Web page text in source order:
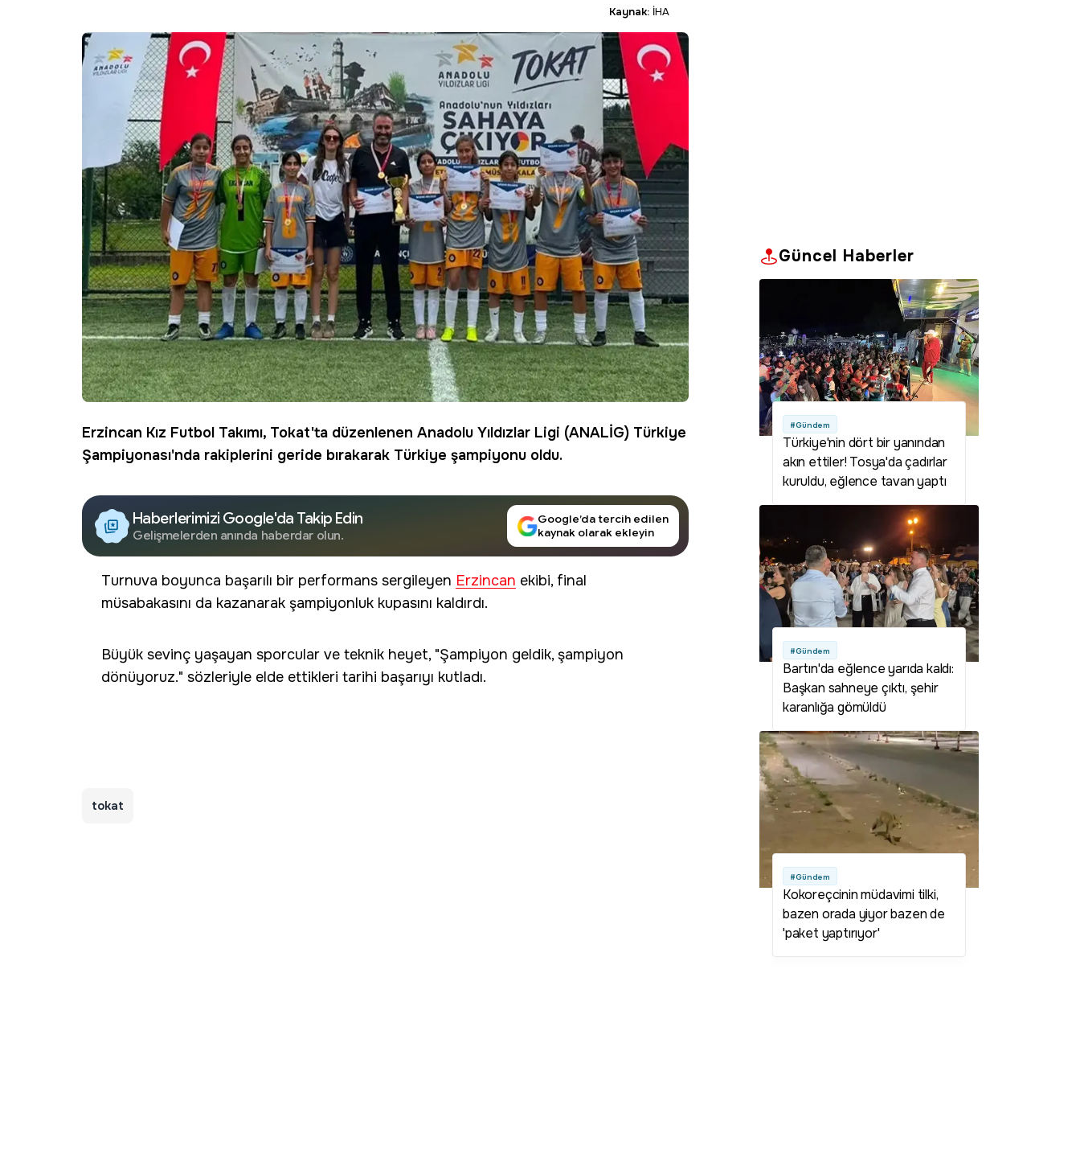
Kaynak: İHA
Erzincan Kız Futbol Takımı, Tokat'ta düzenlenen Anadolu Yıldızlar Ligi (ANALİG) Türkiye
Şampiyonası'nda rakiplerini geride bırakarak Türkiye şampiyonu oldu.
Haberlerimizi Google'da Takip Edin
Gelişmelerden anında haberdar olun.
Google’da tercih edilen
kaynak olarak ekleyin
Turnuva boyunca başarılı bir performans sergileyen Erzincan ekibi, final
müsabakasını da kazanarak şampiyonluk kupasını kaldırdı.
Büyük sevinç yaşayan sporcular ve teknik heyet, "Şampiyon geldik, şampiyon
dönüyoruz." sözleriyle elde ettikleri tarihi başarıyı kutladı.
tokat
Güncel Haberler
#Gündem
Türkiye'nin dört bir yanından
akın ettiler! Tosya'da çadırlar
kuruldu, eğlence tavan yaptı
#Gündem
Bartın'da eğlence yarıda kaldı:
Başkan sahneye çıktı, şehir
karanlığa gömüldü
#Gündem
Kokoreçcinin müdavimi tilki,
bazen orada yiyor bazen de
'paket yaptırıyor'